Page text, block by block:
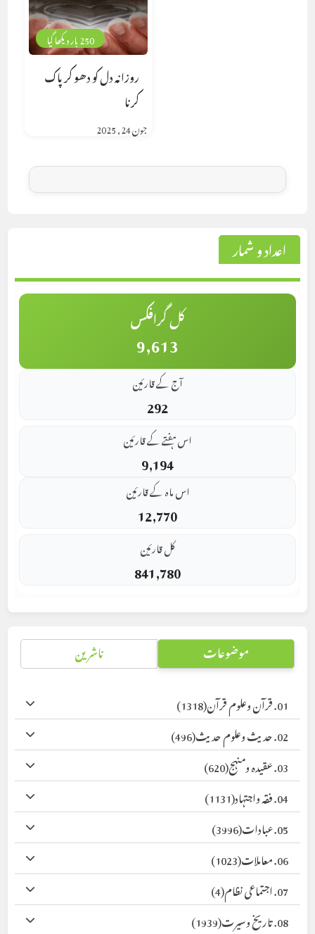
250 بار دیکھا گیا
روزانہ دل کو دھو کر پاک
کرنا
جون 24, 2025
اعداد و شمار
کل گرافکس
9,613
آج کے قارئین
292
اس ہفتے کے قارئین
9,194
اس ماہ کے قارئین
12,770
کل قارئین
841,780
موضوعات ناشرین
01. قرآن وعلوم قرآن
(1318)
02. حدیث وعلوم حدیث
(496)
03. عقیدہ ومنہج
(620)
04. فقہ واجتہاد
(1131)
05. عبادات
(3996)
06. معاملات
(1023)
07. اجتماعی نظام
(4)
08. تاریخ وسیرت
(1939)